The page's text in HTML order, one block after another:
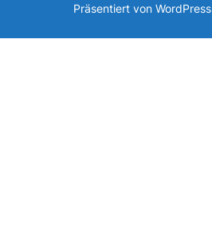
Präsentiert von WordPress